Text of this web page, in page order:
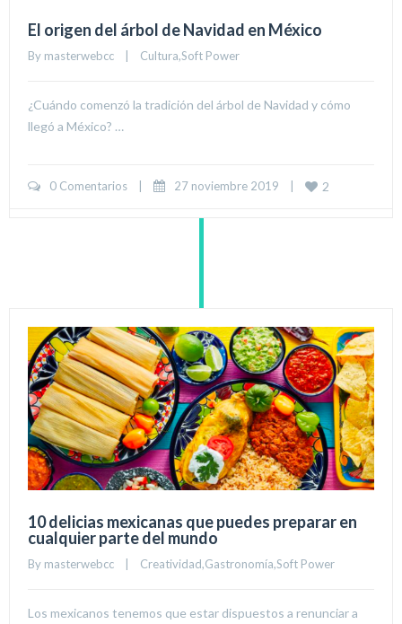
El origen del árbol de Navidad en México
By masterwebcc Cultura,Soft Power
¿Cuándo comenzó la tradición del árbol de Navidad y cómo
llegó a México? …
0 Comentarios 27 noviembre 2019 2
10 delicias mexicanas que puedes preparar en
cualquier parte del mundo
By masterwebcc Creatividad,Gastronomía,Soft Power
Los mexicanos tenemos que estar dispuestos a renunciar a